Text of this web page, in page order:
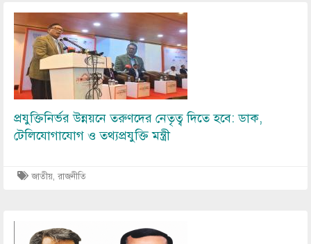
Image
প্রযুক্তিনির্ভর উন্নয়নে তরুণদের নেতৃত্ব দিতে হবে: ডাক,
টেলিযোগাযোগ ও তথ্যপ্রযুক্তি মন্ত্রী
জাতীয়, রাজনীতি
Image